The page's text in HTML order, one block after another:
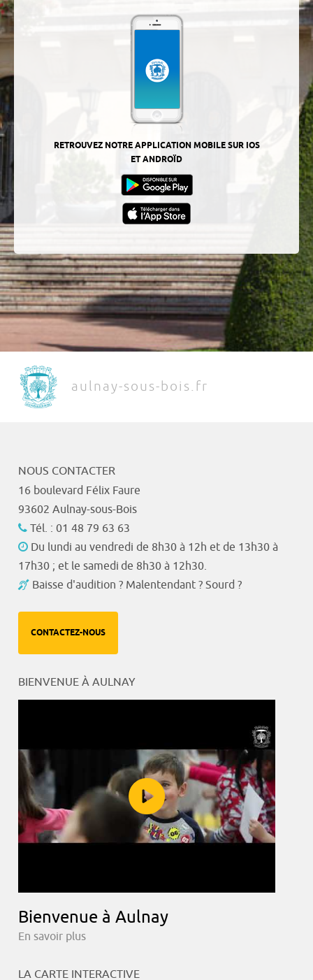
RETROUVEZ NOTRE APPLICATION MOBILE SUR IOS
ET ANDROÏD
aulnay-sous-bois.fr
NOUS CONTACTER
16 boulevard Félix Faure
93602 Aulnay-sous-Bois
Tél. : 01 48 79 63 63
Du lundi au vendredi de 8h30 à 12h et de 13h30 à
17h30 ; et le samedi de 8h30 à 12h30.
Baisse d'audition ? Malentendant ? Sourd ?
CONTACTEZ-NOUS
BIENVENUE À AULNAY
Bienvenue à Aulnay
En savoir plus
LA CARTE INTERACTIVE